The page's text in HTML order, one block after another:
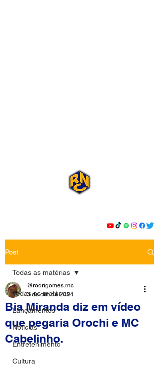
Post
Todas as matérias
Lançamentos
Notícias
Entretenimento
Cultura
Todas as matérias
Bia Miranda diz em vídeo
que pegaria Orochi e MC
Cabelinho.
@rodrigomes.rnc
3 de out. de 2024